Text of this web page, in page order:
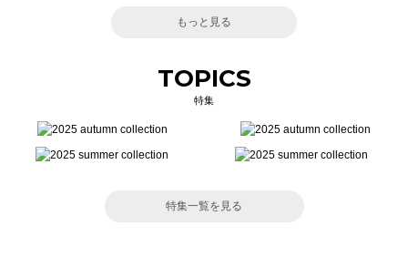
もっと見る
TOPICS
特集
特集一覧を見る